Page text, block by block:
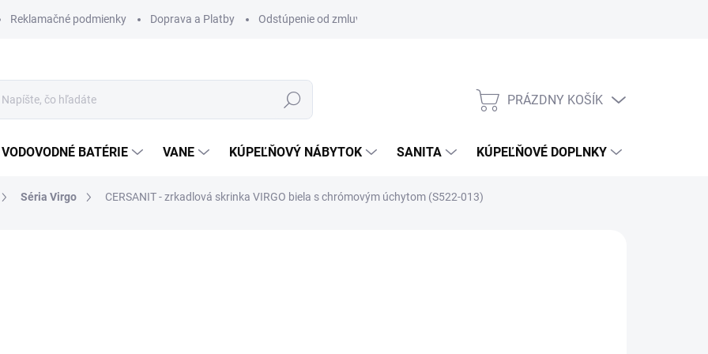
Reklamačné podmienky Doprava a Platby Odstúpenie od zmluvy
Hľadať
NÁKUPNÝ
PRÁZDNY KOŠÍK
VODOVODNÉ BATÉRIE VANE KÚPEĽŇOVÝ NÁBYTOK SANITA KÚPEĽŇOVÉ DOPLNKY
Séria Virgo CERSANIT - zrkadlová skrinka VIRGO biela s chrómovým úchytom (S522-013)